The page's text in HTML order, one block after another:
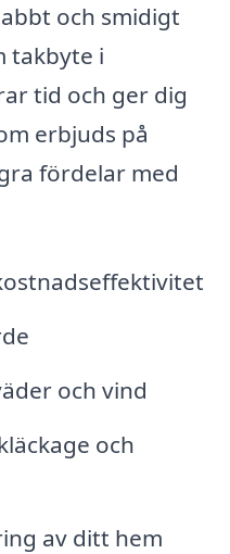
och smidigt
takbyte i
tid och ger dig
erbjuds på
fördelar med
och vind
och
av ditt hem